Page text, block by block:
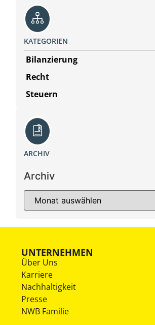
KATEGORIEN
Bilanzierung
Recht
Steuern
ARCHIV
Archiv
UNTERNEHMEN
Über Uns
Karriere
Nachhaltigkeit
Presse
NWB Familie